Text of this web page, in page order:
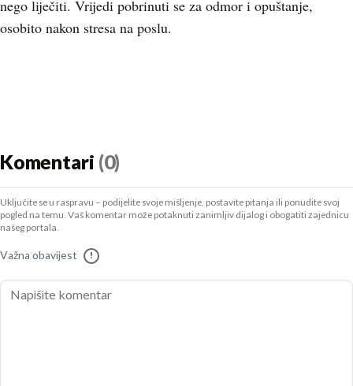
nego liječiti. Vrijedi pobrinuti se za odmor i opuštanje,
osobito nakon stresa na poslu.
Komentari (0)
Uključite se u raspravu – podijelite svoje mišljenje, postavite pitanja ili ponudite svoj
pogled na temu. Vaš komentar može potaknuti zanimljiv dijalog i obogatiti zajednicu
našeg portala.
Važna obavijest !